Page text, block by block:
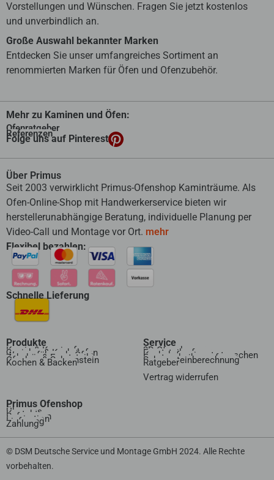
Vorstellungen und Wünschen. Fragen Sie jetzt kostenlos
und unverbindlich an.
Große Auswahl bekannter Marken
Entdecken Sie unser umfangreiches Sortiment an
renommierten Marken für Öfen und Ofenzubehör.
Mehr zu Kaminen und Öfen:
Ofenratgeber
Referenzen
Folge uns auf Pinterest
Über Primus
Seit 2003 verwirklicht Primus-Ofenshop Kaminträume. Als
Ofen-Online-Shop mit Handwerkerservice bieten wir
herstellerunabhängige Beratung, individuelle Planung per
Video-Call und Montage vor Ort. mehr
Flexibel bezahlen:
Schnelle Lieferung
Produkte
Kamin & Kaminofen
Speicher & Kachelofen
Wasserführende Öfen
Zubehör & Ersatzteile
Ofenbau & Schornstein
Kochen & Backen
Service
3D Ofenplanung
Ersatzteilanfrage
Kachelofeneinsatz tauschen
Ersatzscheibenanfrage
Schornsteinberechnung
Ratgeber
Vertrag widerrufen​
Primus Ofenshop
Über uns
Kontakt
Referenzen
Inspiration
Lieferung
Zahlung
© DSM Deutsche Service und Montage GmbH 2024. Alle Rechte
vorbehalten.